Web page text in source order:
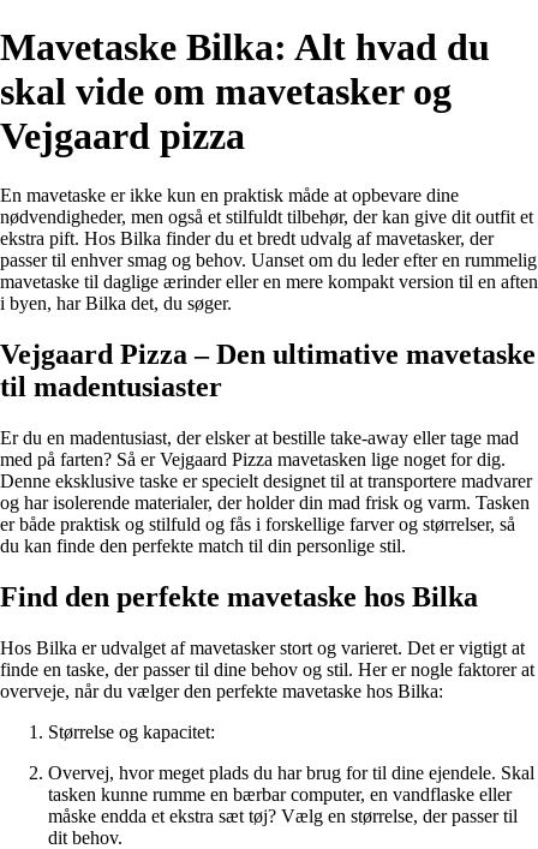
Mavetaske Bilka: Alt hvad du
skal vide om mavetasker og
Vejgaard pizza
En mavetaske er ikke kun en praktisk måde at opbevare dine
nødvendigheder, men også et stilfuldt tilbehør, der kan give dit outfit et
ekstra pift. Hos Bilka finder du et bredt udvalg af mavetasker, der
passer til enhver smag og behov. Uanset om du leder efter en rummelig
mavetaske til daglige ærinder eller en mere kompakt version til en aften
i byen, har Bilka det, du søger.
Vejgaard Pizza – Den ultimative mavetaske
til madentusiaster
Er du en madentusiast, der elsker at bestille take-away eller tage mad
med på farten? Så er Vejgaard Pizza mavetasken lige noget for dig.
Denne eksklusive taske er specielt designet til at transportere madvarer
og har isolerende materialer, der holder din mad frisk og varm. Tasken
er både praktisk og stilfuld og fås i forskellige farver og størrelser, så
du kan finde den perfekte match til din personlige stil.
Find den perfekte mavetaske hos Bilka
Hos Bilka er udvalget af mavetasker stort og varieret. Det er vigtigt at
finde en taske, der passer til dine behov og stil. Her er nogle faktorer at
overveje, når du vælger den perfekte mavetaske hos Bilka:
Størrelse og kapacitet:
Overvej, hvor meget plads du har brug for til dine ejendele. Skal
tasken kunne rumme en bærbar computer, en vandflaske eller
måske endda et ekstra sæt tøj? Vælg en størrelse, der passer til
dit behov.